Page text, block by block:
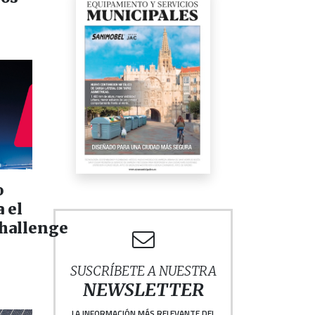
el
SUSCRÍBETE A NUESTRA
NEWSLETTER